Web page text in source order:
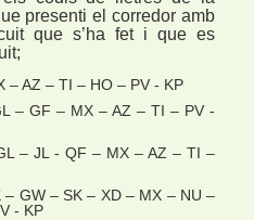
presenti el corredor amb
que s’ha fet i que es
– AZ – TI – HO – PV - KP
– GF – MX – AZ – TI – PV -
– JL - QF – MX – AZ – TI –
– GW – SK – XD – MX – NU –
- KP